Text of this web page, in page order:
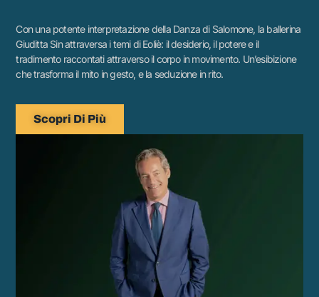
Con una potente interpretazione della Danza di Salomone, la ballerina
Giuditta Sin attraversa i temi di Eoliè: il desiderio, il potere e il
tradimento raccontati attraverso il corpo in movimento. Un’esibizione
che trasforma il mito in gesto, e la seduzione in rito.
Scopri Di Più